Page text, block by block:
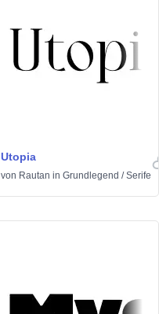
Utopia
von Rautan in Grundlegend /Serife